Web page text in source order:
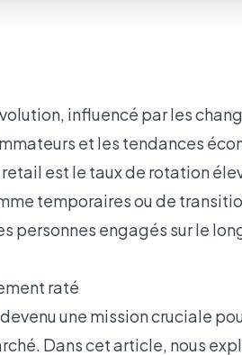
influencé par les
et les tendances
est le taux de rotation
temporaires ou de
personnes engagés sur le
raté
une mission cruciale
Dans cet article, nous